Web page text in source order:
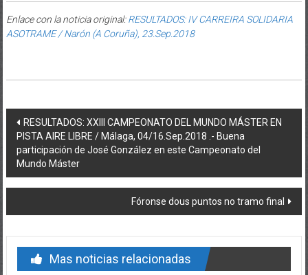
Enlace con la noticia original:RESULTADOS: IV CARREIRA SOLIDARIA
ASOTRAME / Narón (A Coruña), 23.Sep.2018
Post navigation
RESULTADOS: XXIII CAMPEONATO DEL MUNDO MÁSTER EN
PISTA AIRE LIBRE / Málaga, 04/16.Sep.2018 .- Buena
participación de José González en este Campeonato del
Mundo Máster
Fóronse dous puntos no tramo final
Mas noticias relacionadas